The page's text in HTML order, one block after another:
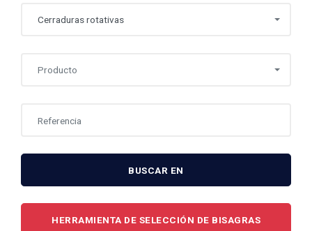
Cerraduras rotativas
Producto
BUSCAR EN
HERRAMIENTA DE SELECCIÓN DE BISAGRAS